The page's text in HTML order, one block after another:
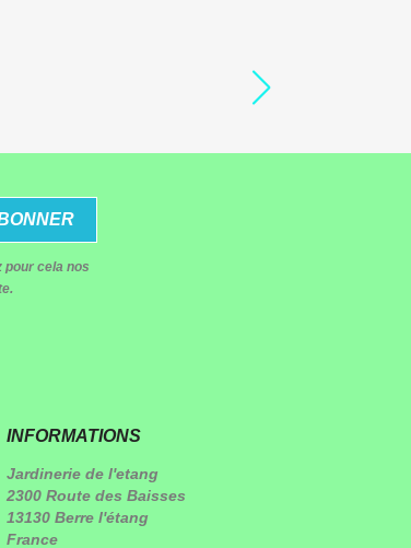
pour cela nos
INFORMATIONS
Jardinerie de l'etang
2300 Route des Baisses
13130 Berre l'étang
France